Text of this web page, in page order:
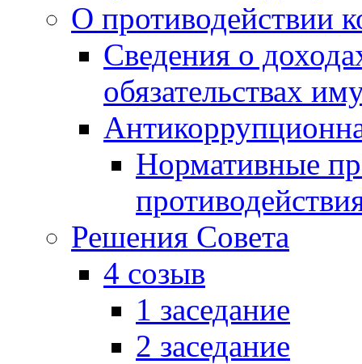
О противодействии
Сведения о
обязательствах
Нормативные
Решения Совета
4 созыв
1 заседание
2 заседание